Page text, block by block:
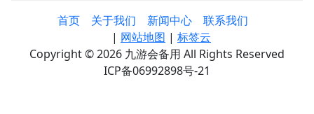
首页 关于我们 新闻中心
联系我们
| 网站地图 | 标签云
Copyright © 2026 九游会备用 All Rights Reserved
ICP备06992898号-21